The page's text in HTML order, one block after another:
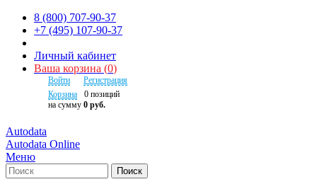
8 (800) 707-90-37
+7 (495) 107-90-37
Личный кабинет
Ваша корзина (0)
Войти
Регистрация
Корзина
0 позиций
на сумму 0 руб.
Autodata
Autodata Online
Меню
Поиск